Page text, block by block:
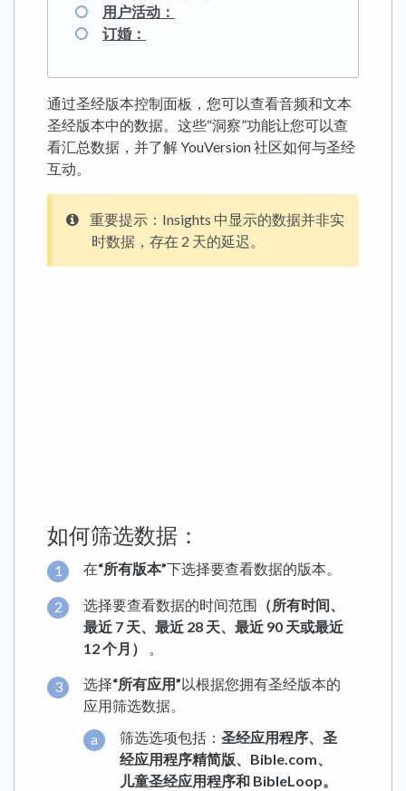
用户活动：
订婚：
通过圣经版本控制面板，您可以查看音频和文本
圣经版本中的数据。这些“洞察”功能让您可以查
看汇总数据，并了解 YouVersion 社区如何与圣经
互动。
重要提示：Insights 中显示的数据并非实
时数据，存在 2 天的延迟。
如何筛选数据：
在“所有版本”下选择要查看数据的版本。
选择要查看数据的时间范围 （所有时间、
最近 7 天、最近 28 天、最近 90 天或最近
12 个月）
。
选择“所有应用”以根据您拥有圣经版本的
应用筛选数据。
筛选选项包括： 圣经应用程序、圣
经应用程序精简版、Bible.com、
儿童圣经应用程序和 BibleLoop。